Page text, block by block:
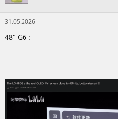
31.05.2026
48" G6 :